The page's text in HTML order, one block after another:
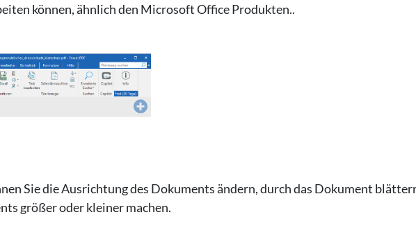
können, ähnlich den Microsoft Office Produkten..
Sie die Ausrichtung des Dokuments ändern, durch das Dokument
größer oder kleiner machen.